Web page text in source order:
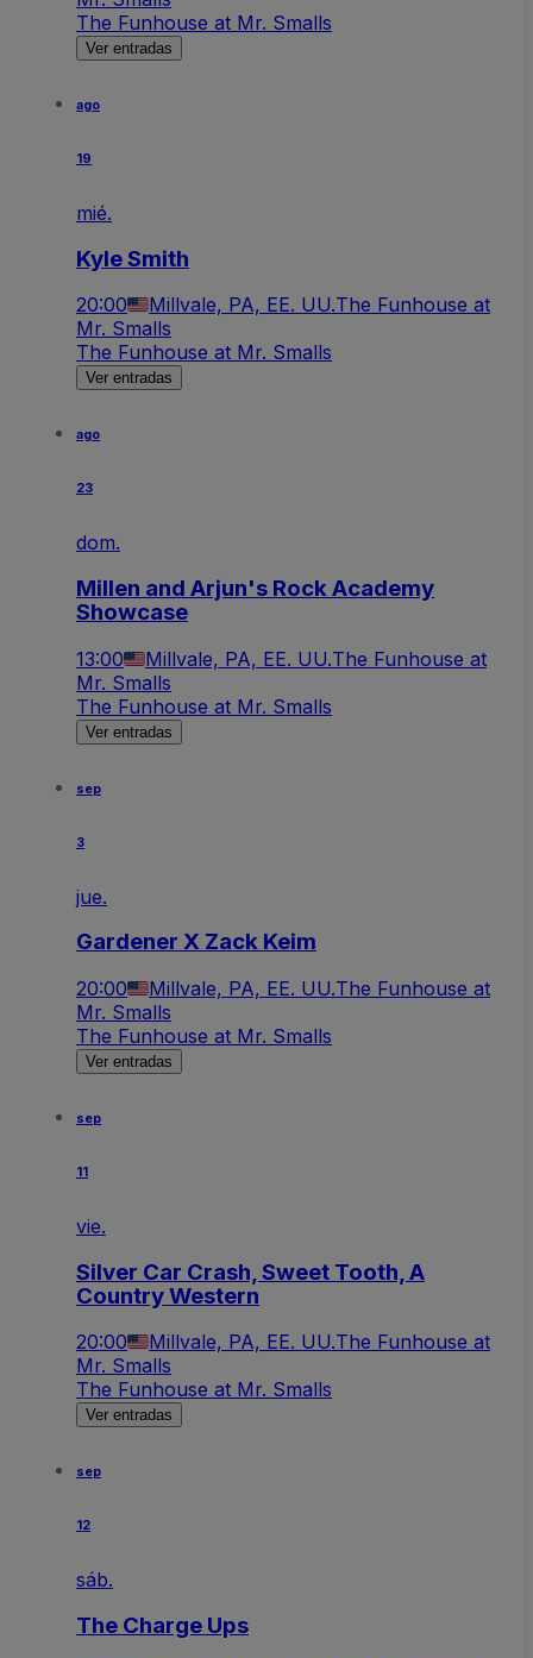
The Funhouse at Mr. Smalls
Ver entradas
ago
19
mié.
Kyle Smith
20:00 Millvale, PA, EE. UU.The Funhouse at
Mr. Smalls
The Funhouse at Mr. Smalls
Ver entradas
ago
23
dom.
Millen and Arjun's Rock Academy
Showcase
13:00 Millvale, PA, EE. UU.The Funhouse at
Mr. Smalls
The Funhouse at Mr. Smalls
Ver entradas
sep
3
jue.
Gardener X Zack Keim
20:00 Millvale, PA, EE. UU.The Funhouse at
Mr. Smalls
The Funhouse at Mr. Smalls
Ver entradas
sep
11
vie.
Silver Car Crash, Sweet Tooth, A
Country Western
20:00 Millvale, PA, EE. UU.The Funhouse at
Mr. Smalls
The Funhouse at Mr. Smalls
Ver entradas
sep
12
sáb.
The Charge Ups